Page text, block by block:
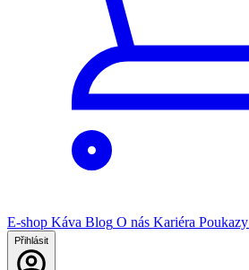
E-shop Káva Blog O nás Kariéra Poukazy
Přihlásit